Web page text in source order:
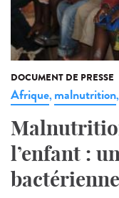
DOCUMENT DE PRESSE
Afrique, malnutrition,
l’enfant :